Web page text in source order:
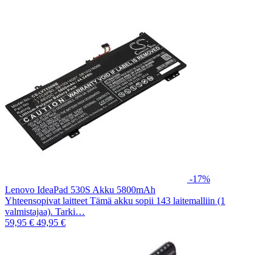
-17%
Lenovo IdeaPad 530S Akku 5800mAh
Yhteensopivat laitteet Tämä akku sopii 143 laitemalliin (1
valmistajaa). Tarki…
59,95 € 49,95 €